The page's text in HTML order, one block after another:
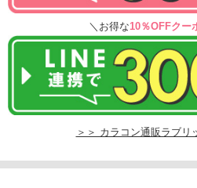
＼お得な10％OFFクー
＞＞ カラコン通販ラブリ